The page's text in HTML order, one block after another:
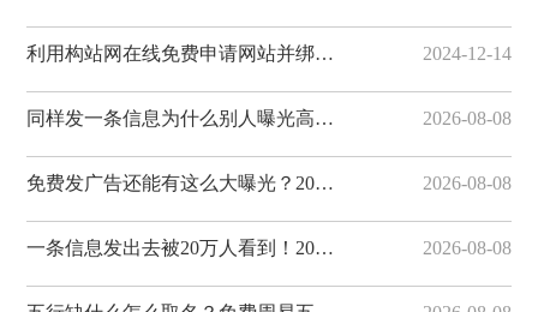
利用构站网在线免费申请网站并绑定域名 2024-12-14
同样发一条信息为什么别人曝光高？20个免费发布网站技巧揭秘，易发布网帮您获客 2026-08-08
免费发广告还能有这么大曝光？20个分类信息平台实测对比，易发布网排名靠前 2026-08-08
一条信息发出去被20万人看到！20个免费发布供求信息的网站整理好了，易发布网曝光... 2026-08-08